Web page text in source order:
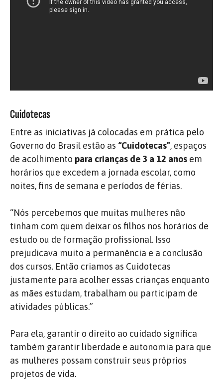
Cuidotecas
Entre as iniciativas já colocadas em prática pelo
Governo do Brasil estão as “Cuidotecas”, espaços
de acolhimento para crianças de 3 a 12 anos em
horários que excedem a jornada escolar, como
noites, fins de semana e períodos de férias.
“Nós percebemos que muitas mulheres não
tinham com quem deixar os filhos nos horários de
estudo ou de formação profissional. Isso
prejudicava muito a permanência e a conclusão
dos cursos. Então criamos as Cuidotecas
justamente para acolher essas crianças enquanto
as mães estudam, trabalham ou participam de
atividades públicas.”
Para ela, garantir o direito ao cuidado significa
também garantir liberdade e autonomia para que
as mulheres possam construir seus próprios
projetos de vida.